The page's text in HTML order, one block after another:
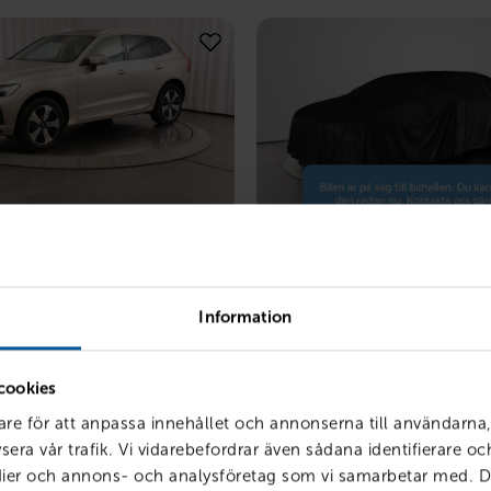
Information
för att anpassa innehållet och annonserna till
vår trafik. Vi vidarebefordrar även sådana identifierare
och annons- och analysföretag som vi samarbetar med.
Bright Edition
LÅN MED RESTVÄRDE
6 835 kr /mån
XC60 B4 AWD Diesel
PRIS
389 900kr
LÅN MED
4 846